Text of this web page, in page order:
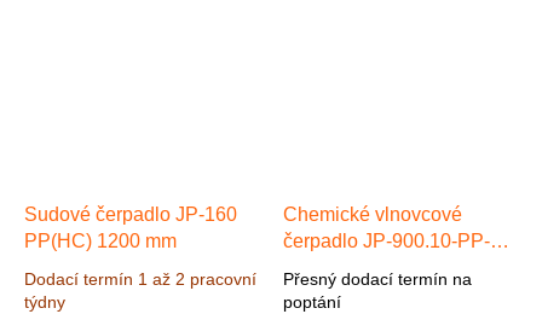
Sudové čerpadlo JP-160
PP(HC) 1200 mm
Dodací termín 1 až 2 pracovní
týdny
Chemické vlnovcové
čerpadlo JP-900.10-PP-
24 m, 3-f 0,25kW
Přesný dodací termín na
poptání